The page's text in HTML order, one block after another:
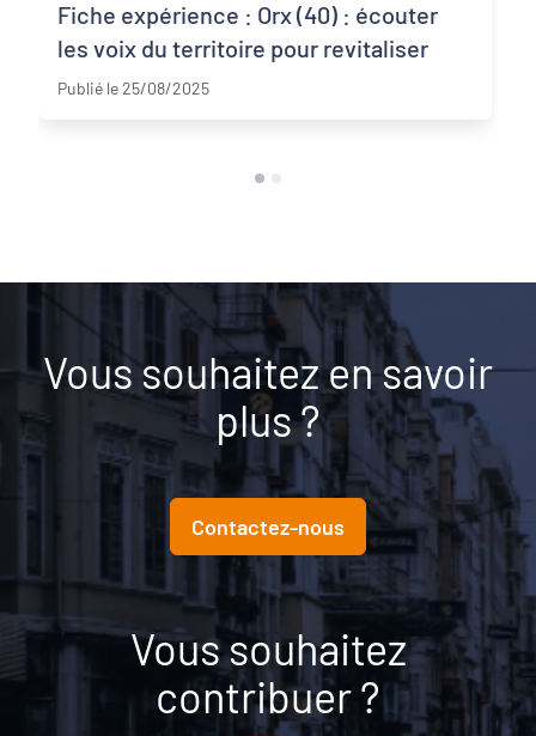
Fiche expérience : Orx (40) : écouter
les voix du territoire pour revitaliser
Publié le 25/08/2025
Vous souhaitez en savoir
plus ?
Contactez-nous
Vous souhaitez
contribuer ?